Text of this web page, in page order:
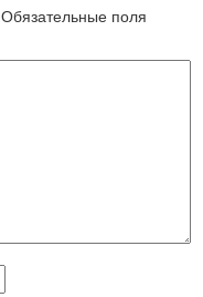
Обязательные поля